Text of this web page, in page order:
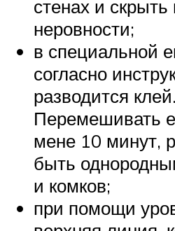
стенах и
неровности;
в специальной
согласно
разводится клей.
Перемешивать
мене 10 минут,
быть
и комков;
при помощи